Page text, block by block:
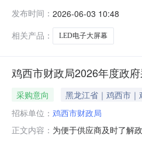
电子LED大屏幕
发布时间： 2026-06-03 10:48
相关产品：
LED电子大屏幕
鸡西市财政局2026年度政
采购意向 黑龙江省｜鸡西市｜
招标单位： 鸡西市财政局
正文内容： 为便于供应商及时了解